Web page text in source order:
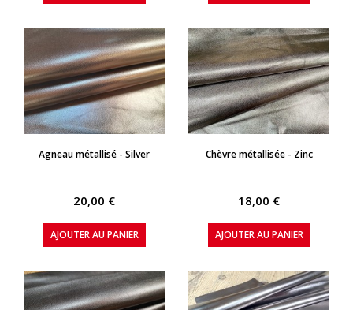
APERÇU RAPIDE
Agneau métallisé - Silver
20,00 €
AJOUTER AU PANIER
APERÇU RAPIDE
Chèvre métallisée - Zinc
18,00 €
AJOUTER AU PANIER